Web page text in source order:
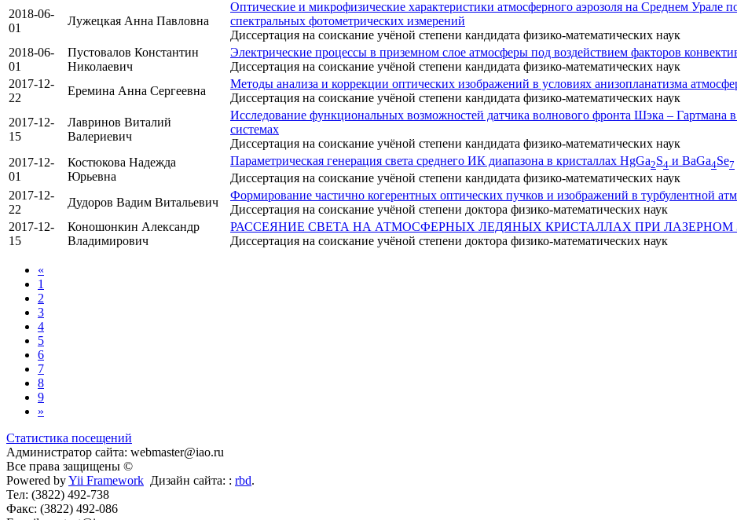
2018-06-
01
Лужецкая Анна Павловна
Оптические и микрофизические характеристики атмосферного аэрозоля на Среднем Урале
спектральных фотометрических измерений
Диссертация на соискание учёной степени кандидата физико-математических наук
2018-06-
01
Пустовалов Константин
Николаевич
Электрические процессы в приземном слое атмосферы под воздействием факторов
Диссертация на соискание учёной степени кандидата физико-математических наук
2017-12-
22
Еремина Анна Сергеевна
Методы анализа и коррекции оптических изображений в условиях анизопланатизма
Диссертация на соискание учёной степени кандидата физико-математических наук
2017-12-
15
Лавринов Виталий
Валериевич
Исследование функциональных возможностей датчика волнового фронта Шэка – Гартмана
системах
Диссертация на соискание учёной степени кандидата физико-математических наук
2017-12-
01
Костюкова Надежда
Юрьевна
Параметрическая генерация света среднего ИК диапазона в кристаллах HgGa2S4 и BaGa4Se7
Диссертация на соискание учёной степени кандидата физико-математических наук
2017-12-
22
Дудоров Вадим Витальевич
Формирование частично когерентных оптических пучков и изображений в турбулентной
Диссертация на соискание учёной степени доктора физико-математических наук
2017-12-
15
Коношонкин Александр
Владимирович
РАССЕЯНИЕ СВЕТА НА АТМОСФЕРНЫХ ЛЕДЯНЫХ КРИСТАЛЛАХ ПРИ
Диссертация на соискание учёной степени доктора физико-математических наук
«
1
2
3
4
5
6
7
8
9
»
Статистика посещений
Администратор сайта: webmaster@iao.ru
Все права защищены ©
Powered byYii Framework Дизайн сайта: : rbd.
Тел: (3822) 492-738
Факс: (3822) 492-086